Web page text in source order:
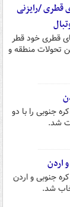
قطری /رایزنی
قطری خود قطر
منطقه و
جنوبی را با دو
شد.
اردن
جنوبی و اردن
شد.